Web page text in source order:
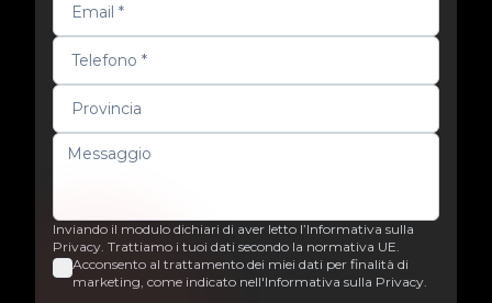
Inviando il modulo dichiari di aver letto l’Informativa sulla
Privacy. Trattiamo i tuoi dati secondo la normativa UE.
Acconsento al trattamento dei miei dati per finalità di
marketing, come indicato nell'Informativa sulla Privacy.